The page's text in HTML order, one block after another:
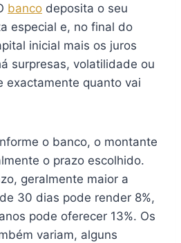
banco deposita o seu
especial e, no final do
inicial mais os juros
surpresas, volatilidade ou
exactamente quanto vai
o banco, o montante
o prazo escolhido.
geralmente maior a
30 dias pode render 8%,
pode oferecer 13%. Os
variam, alguns